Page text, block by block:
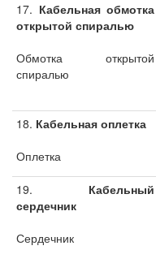
17. Кабельная обмотка
открытой спиралью
Обмотка открытой
спиралью
18. Кабельная оплетка
Оплетка
19. Кабельный
сердечник
Сердечник